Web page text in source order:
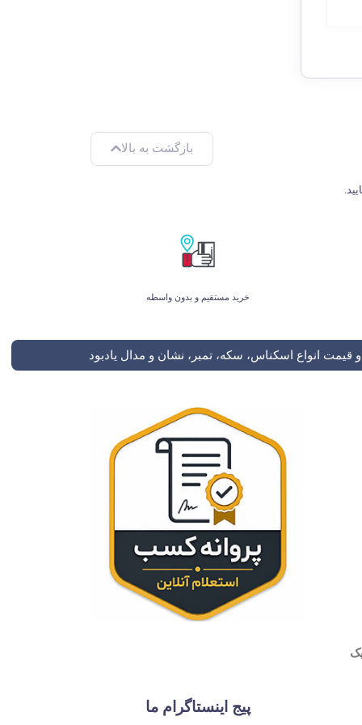
بازگشت به بالا
خرید مستقیم و بدون واسطه
قیمت انواع اسکناس، سکه، تمبر، نشان و مدال یادبود
پیج اینستاگرام ما